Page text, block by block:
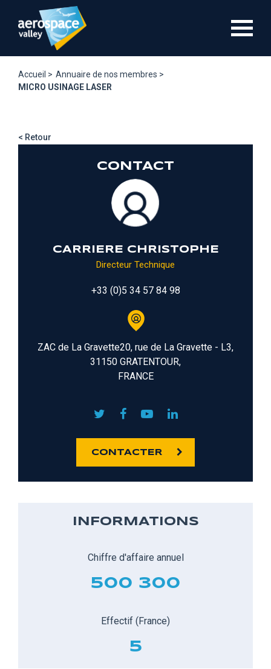
contenu
Accueil > Annuaire de nos membres >
MICRO USINAGE LASER
< Retour
CONTACT
CARRIERE CHRISTOPHE
Directeur Technique
+33 (0)5 34 57 84 98
ZAC de La Gravette20, rue de La Gravette - L3,
31150 GRATENTOUR,
FRANCE
CONTACTER
INFORMATIONS
Chiffre d'affaire annuel
500 300
Effectif (France)
5